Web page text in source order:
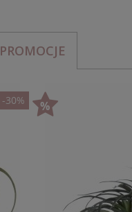
PROMOCJE
-30%